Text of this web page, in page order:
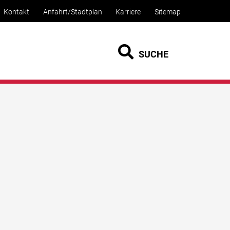
Kontakt Anfahrt/Stadtplan Karriere Sitemap
SUCHE